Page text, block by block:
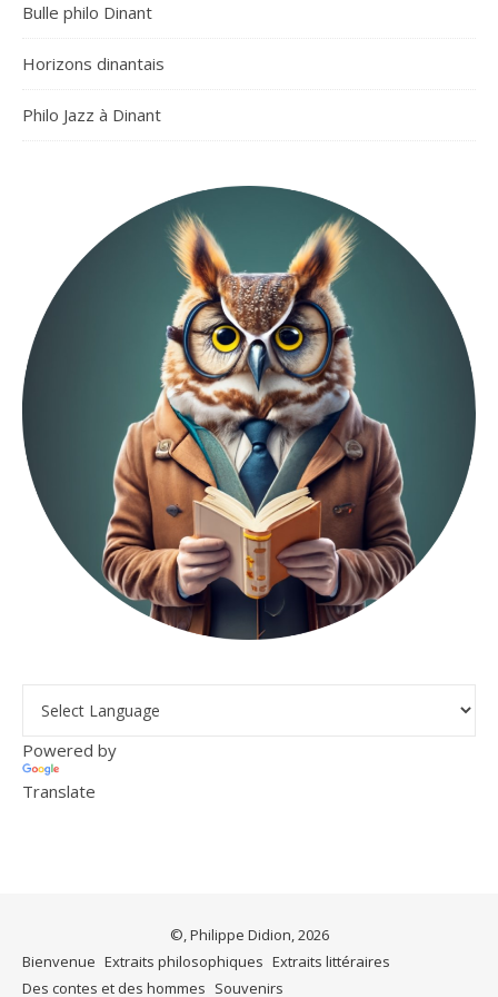
Bulle philo Dinant
Horizons dinantais
Philo Jazz à Dinant
Powered by
Translate
©, Philippe Didion, 2026
Bienvenue Extraits philosophiques Extraits littéraires
Des contes et des hommes Souvenirs